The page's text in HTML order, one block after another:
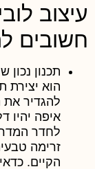
תכנון נכון
הוא יצירת
להגדיר את
איפה יהיו
לחדר
זרימה
הקיים. כדאי